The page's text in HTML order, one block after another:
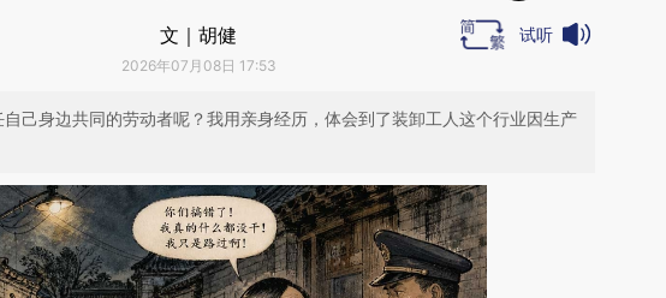
文｜胡健
2026年07月08日 17:53
试听
己身边共同的劳动者呢？我用亲身经历，体会到了装卸工人这个行业因生产